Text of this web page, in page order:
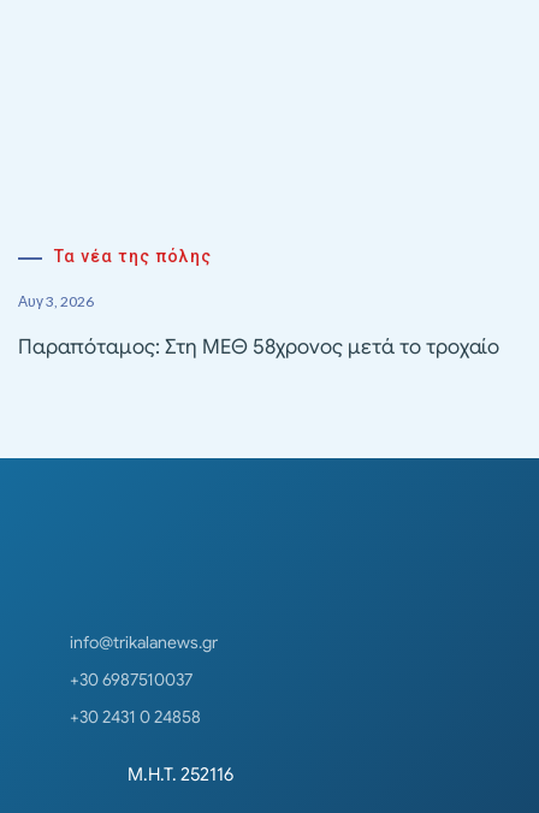
Τα νέα της πόλης
Αυγ 3, 2026
Παραπόταμος: Στη ΜΕΘ 58χρονος μετά το τροχαίο
info@trikalanews.gr
+30 6987510037
+30 2431 0 24858
Μ.Η.Τ. 252116